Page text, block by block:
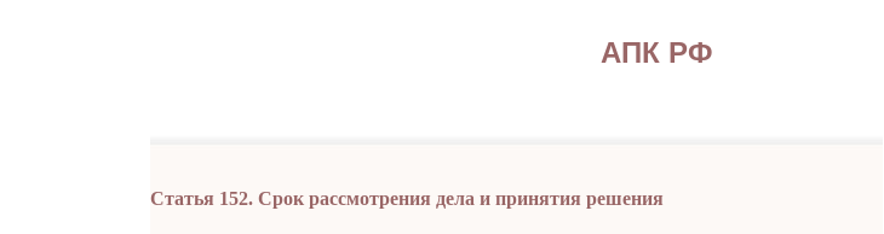
АПК РФ
Статья 152. Срок рассмотрения дела и принятия решения